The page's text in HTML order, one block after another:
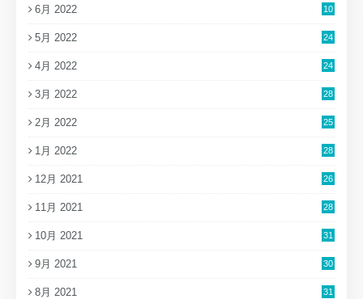
6月 2022 10
5月 2022 24
4月 2022 24
3月 2022 28
2月 2022 25
1月 2022 28
12月 2021 26
11月 2021 28
10月 2021 31
9月 2021 30
8月 2021 31